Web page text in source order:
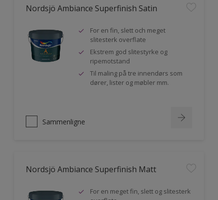
Nordsjö Ambiance Superfinish Satin
For en fin, slett och meget
slitesterk overflate
Ekstrem god slitestyrke og
ripemotstand
Til maling på tre innendørs som
dører, lister og møbler mm.
Sammenligne
Nordsjö Ambiance Superfinish Matt
For en meget fin, slett og slitesterk